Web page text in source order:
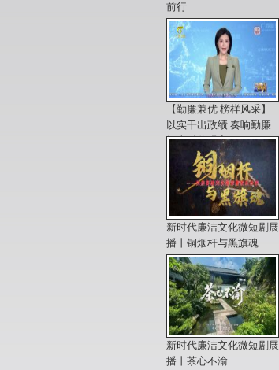
前行
【勤廉兼优 榜样风采】
以实干出政绩 奏响勤廉
担当时代强音
新时代廉洁文化微短剧展
播丨铜烟杆与黑旗魂
新时代廉洁文化微短剧展
播丨茶心不渝